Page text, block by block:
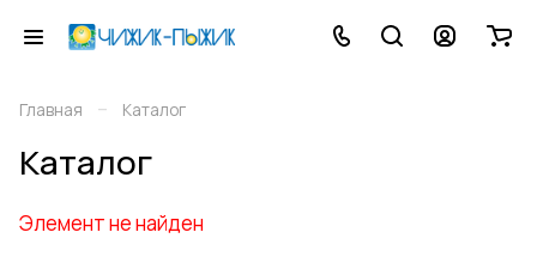
Главная – Каталог
Каталог
Элемент не найден